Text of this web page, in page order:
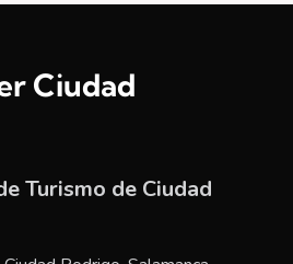
Ciudad
Turismo de Ciudad